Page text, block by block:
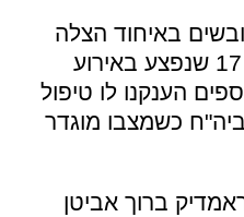
באיחוד הצלה
מסרו: "מדובר בצעיר כבן 17 שנפצע באירוע
הענקנו לו טיפול
כשמצבו מוגדר
ברוך אביטן